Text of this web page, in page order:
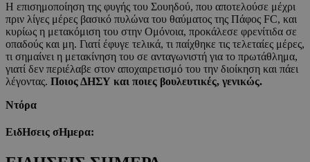
Η επισημοποίηση της φυγής του Σουηδού, που αποτελούσε μέχρι
πριν λίγες μέρες βασικό πυλώνα του θαύματος της Πάφος FC, και
κυρίως η μετακόμιση του στην Ομόνοια, προκάλεσε φρενίτιδα σε
οπαδούς και μη. Γιατί έφυγε τελικά, τι παίχθηκε τις τελεταίες μέρες,
τι σημαίνει η μετακίνηση του σε ανταγωνιστή για το πρωτάθλημα,
γιατί δεν περιέλαβε στον αποχαιρετισμό του την διοίκηση και πάει
λέγοντας. Ποιος ΔΗΣΥ και ποιες βουλευτικές, γενικώς.
Ντόρα
ΕιδΗσεις σΗμερα: